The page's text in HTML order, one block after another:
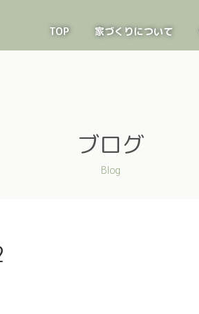
TOP 家づくりについて
ブログ
Blog